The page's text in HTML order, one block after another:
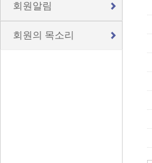
회원알림
회원의 목소리